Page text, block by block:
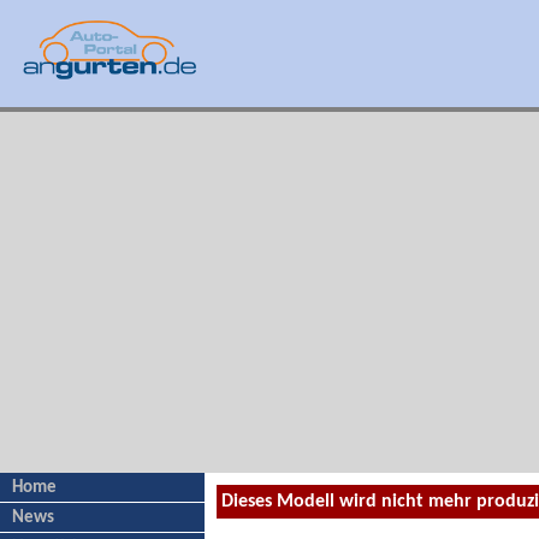
Home
News
Dieses Modell wird nicht mehr